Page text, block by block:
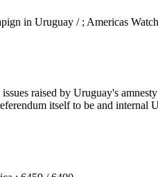
in Uruguay / ; Americas
raised by Uruguay's
itself to be and internal